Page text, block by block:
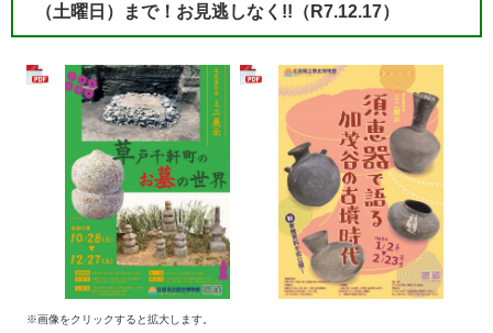
（土曜日）まで！お見逃しなく!!（R7.12.17）
※画像をクリックすると拡大します。